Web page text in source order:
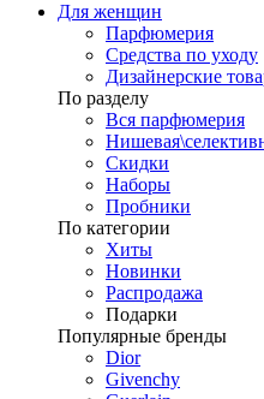
Для женщин
Парфюмерия
Средства по уходу
Дизайнерские
По разделу
Вся парфюмерия
Скидки
Наборы
Пробники
По категории
Хиты
Новинки
Распродажа
Подарки
Популярные бренды
Dior
Givenchy